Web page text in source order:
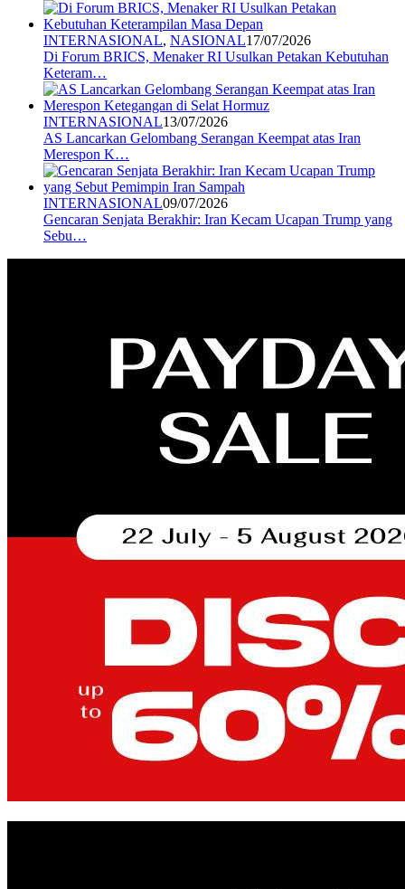
INTERNASIONAL, NASIONAL17/07/2026
Di Forum BRICS, Menaker RI Usulkan Petakan Kebutuhan
Keteram…
INTERNASIONAL13/07/2026
AS Lancarkan Gelombang Serangan Keempat atas Iran
Merespon K…
INTERNASIONAL09/07/2026
Gencaran Senjata Berakhir: Iran Kecam Ucapan Trump yang
Sebu…